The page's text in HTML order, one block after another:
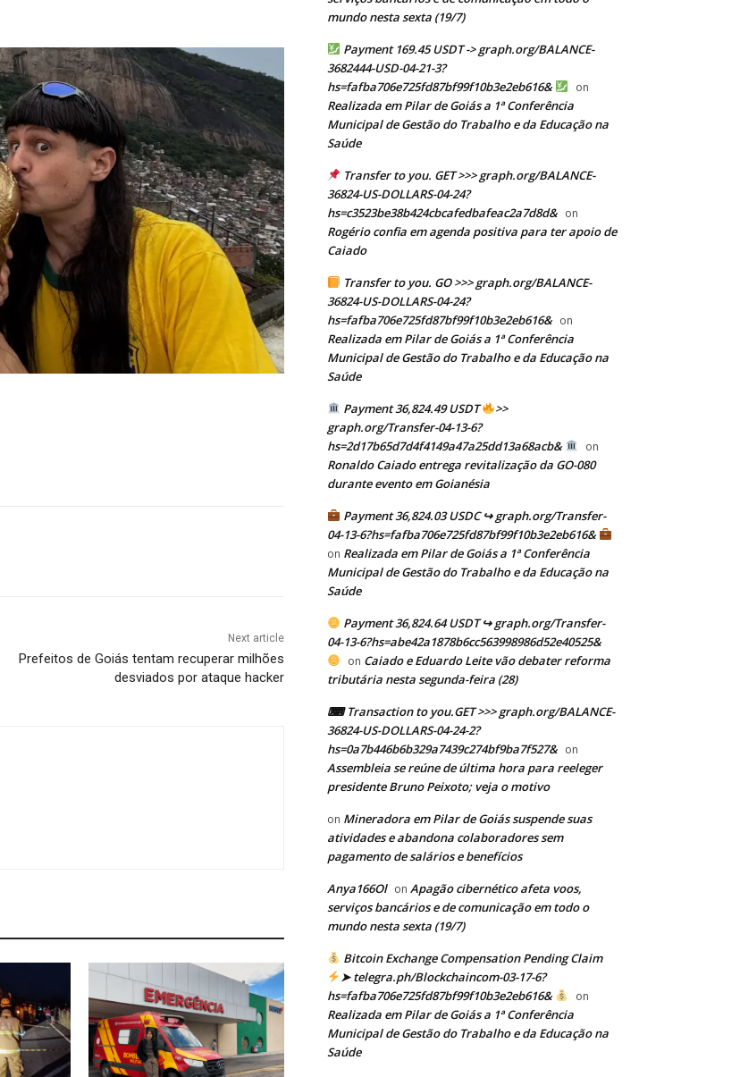
Next article
Prefeitos de Goiás tentam recuperar milhões
desviados por ataque hacker
mundo nesta sexta (19/7)
Payment 169.45 USDT -> graph.org/BALANCE-
3682444-USD-04-21-3?
hs=fafba706e725fd87bf99f10b3e2eb616&
on
Realizada em Pilar de Goiás a 1ª Conferência
Municipal de Gestão do Trabalho e da Educação na
Saúde
Transfer to you. GET >>> graph.org/BALANCE-
36824-US-DOLLARS-04-24?
hs=c3523be38b424cbcafedbafeac2a7d8d& on
Rogério confia em agenda positiva para ter apoio de
Caiado
Transfer to you. GO >>> graph.org/BALANCE-
36824-US-DOLLARS-04-24?
hs=fafba706e725fd87bf99f10b3e2eb616& on
Realizada em Pilar de Goiás a 1ª Conferência
Municipal de Gestão do Trabalho e da Educação na
Saúde
Payment 36,824.49 USDT
>>
graph.org/Transfer-04-13-6?
hs=2d17b65d7d4f4149a47a25dd13a68acb&
on
Ronaldo Caiado entrega revitalização da GO-080
durante evento em Goianésia
Payment 36,824.03 USDC ↪ graph.org/Transfer-
04-13-6?hs=fafba706e725fd87bf99f10b3e2eb616&
on Realizada em Pilar de Goiás a 1ª Conferência
Municipal de Gestão do Trabalho e da Educação na
Saúde
Payment 36,824.64 USDT ↪ graph.org/Transfer-
04-13-6?hs=abe42a1878b6cc563998986d52e40525&
on Caiado e Eduardo Leite vão debater reforma
tributária nesta segunda-feira (28)
⌨ Transaction to you.GET >>> graph.org/BALANCE-
36824-US-DOLLARS-04-24-2?
hs=0a7b446b6b329a7439c274bf9ba7f527& on
Assembleia se reúne de última hora para reeleger
presidente Bruno Peixoto; veja o motivo
on Mineradora em Pilar de Goiás suspende suas
atividades e abandona colaboradores sem
pagamento de salários e benefícios
Anya166Ol on Apagão cibernético afeta voos,
serviços bancários e de comunicação em todo o
mundo nesta sexta (19/7)
Bitcoin Exchange Compensation Pending Claim
➤ telegra.ph/Blockchaincom-03-17-6?
hs=fafba706e725fd87bf99f10b3e2eb616&
on
Realizada em Pilar de Goiás a 1ª Conferência
Municipal de Gestão do Trabalho e da Educação na
Saúde